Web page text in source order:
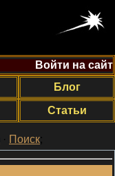
Войти на сайт
Блог
Статьи
· Поиск;